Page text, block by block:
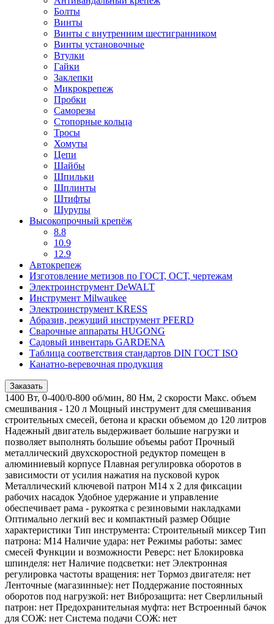
Болты
Винты
Винты с внутренним шестигранником
Винты установочные
Втулки
Гайки
Заклепки
Микрокрепеж
Пробки
Саморезы
Стопорные кольца
Тросы
Хомуты
Цепи
Шайбы
Шпильки
Шплинты
Штифты
Шурупы
Высокопрочный крепёж
8.8
10.9
12.9
Автокрепеж
Изготовление метизов по ГОСТ, ОСТ, чертежам
Электроинструмент DeWALT
Инструмент Milwaukee
Электроинструмент KRESS
Абразив, режущий инструмент PFERD
Сварочные аппараты HUGONG
Садовый инвентарь GARDENA
Таблица соответствия стандартов DIN ГОСТ ISO
Канатно-веревочная продукция
Заказать
1400 Вт, 0-400/0-800 об/мин, 80 Нм, 2 скорости Макс. объем
смешивания - 120 л Мощный инструмент для смешивания
строительных смесей, бетона и краски объемом до 120 литров
Надежный двигатель выдерживает большие нагрузки и
позволяет выполнять большие объемы работ Прочный
металлический двухскоростной редуктор помещен в
алюминиевый корпусе Плавная регулировка оборотов в
зависимости от усилия нажатия на пусковой курок
Металлический ключевой патрон M14 x 2 для фиксации
рабочих насадок Удобное удержание и управление
обеспечивает рама - рукоятка с резиновыми накладками
Оптимально легкий вес и компактный размер Общие
характеристики Тип инструмента: Строительный миксер Тип
патрона: M14 Наличие удара: нет Режимы работы: замес
смесей Функции и возможности Реверс: нет Блокировка
шпинделя: нет Наличие подсветки: нет Электронная
регулировка частоты вращения: нет Тормоз двигателя: нет
Ленточные (магазинные): нет Поддержание постоянных
оборотов под нагрузкой: нет Виброзащита: нет Сверлильный
патрон: нет Предохранительная муфта: нет Встроенный бачок
для СОЖ: нет Система подачи СОЖ: нет